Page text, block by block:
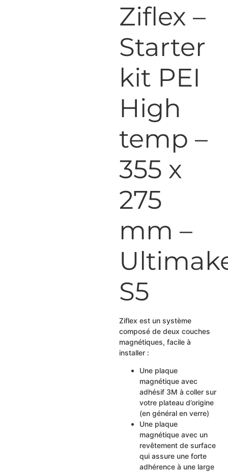
Ziflex –
Starter
kit PEI
High
temp –
355 x
275
mm –
S5
Ziflex est un système
composé de deux couches
magnétiques, facile à
installer :
Une plaque
magnétique avec
adhésif 3M à coller sur
votre plateau d’origine
(en général en verre)
Une plaque
magnétique avec un
revêtement de surface
qui assure une forte
adhérence à une large